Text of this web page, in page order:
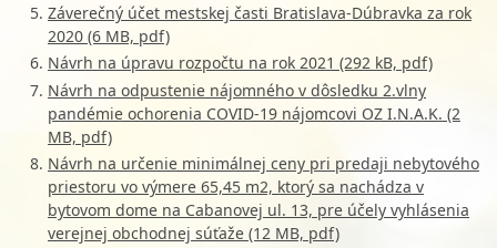
Záverečný účet mestskej časti Bratislava-Dúbravka za rok
2020 (6 MB, pdf)
Návrh na úpravu rozpočtu na rok 2021 (292 kB, pdf)
Návrh na odpustenie nájomného v dôsledku 2.vlny
pandémie ochorenia COVID-19 nájomcovi OZ I.N.A.K. (2
MB, pdf)
Návrh na určenie minimálnej ceny pri predaji nebytového
priestoru vo výmere 65,45 m2, ktorý sa nachádza v
bytovom dome na Cabanovej ul. 13, pre účely vyhlásenia
verejnej obchodnej súťaže (12 MB, pdf)